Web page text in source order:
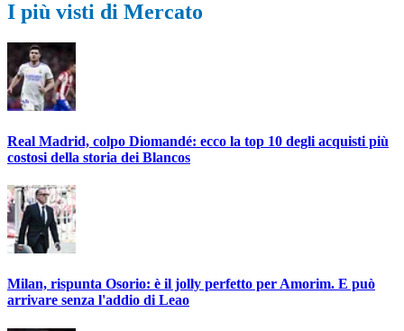
I più visti di Mercato
Real Madrid, colpo Diomandé: ecco la top 10 degli acquisti più
costosi della storia dei Blancos
Milan, rispunta Osorio: è il jolly perfetto per Amorim. E può
arrivare senza l'addio di Leao